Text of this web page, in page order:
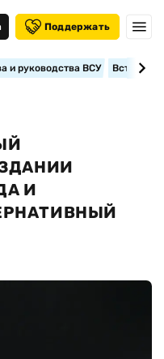
Поддержать
и руководства ВСУ
И